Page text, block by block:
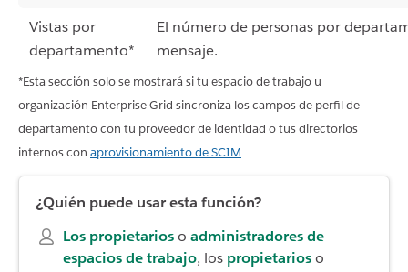
Vistas por
departamento*
El número de personas por
mensaje.
*Esta sección solo se mostrará si tu espacio de trabajo u
organización Enterprise Grid sincroniza los campos de perfil de
departamento con tu proveedor de identidad o tus directorios
internos con aprovisionamiento de SCIM.
¿Quién puede usar esta función?
Los propietarioso administradores de
espacios de trabajo, los propietarioso